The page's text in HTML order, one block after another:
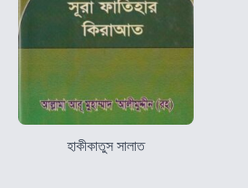
হাকীকাতুস সালাত